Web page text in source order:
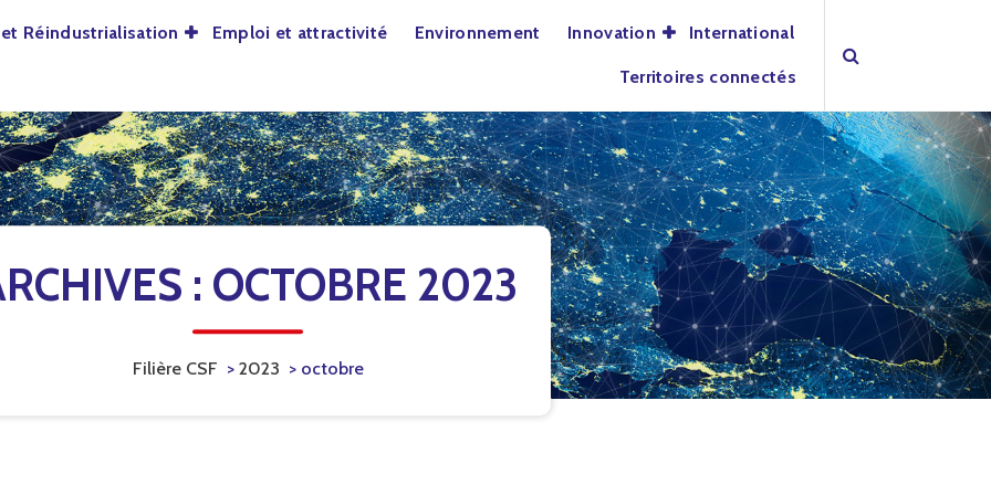
et Réindustrialisation Emploi et attractivité Environnement Innovation International
Territoires connectés
: OCTOBRE 2023
Filière CSF > 2023 > octobre